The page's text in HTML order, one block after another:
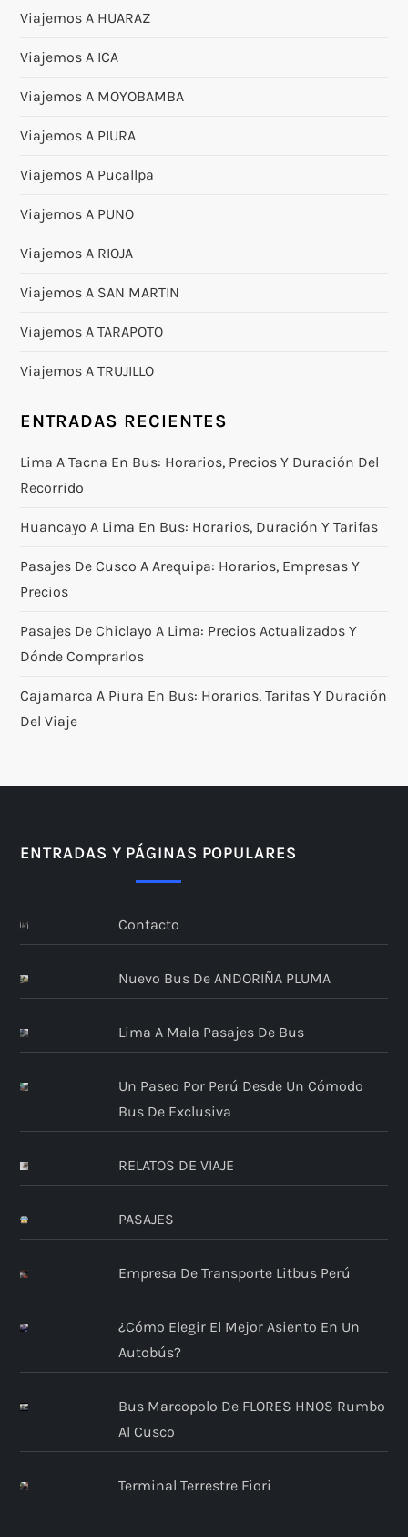
Viajemos A HUARAZ
Viajemos A ICA
Viajemos A MOYOBAMBA
Viajemos A PIURA
Viajemos A Pucallpa
Viajemos A PUNO
Viajemos A RIOJA
Viajemos A SAN MARTIN
Viajemos A TARAPOTO
Viajemos A TRUJILLO
ENTRADAS RECIENTES
Lima A Tacna En Bus: Horarios, Precios Y Duración Del
Recorrido
Huancayo A Lima En Bus: Horarios, Duración Y Tarifas
Pasajes De Cusco A Arequipa: Horarios, Empresas Y
Precios
Pasajes De Chiclayo A Lima: Precios Actualizados Y
Dónde Comprarlos
Cajamarca A Piura En Bus: Horarios, Tarifas Y Duración
Del Viaje
ENTRADAS Y PÁGINAS POPULARES
Contacto
Nuevo Bus De ANDORIÑA PLUMA
Lima A Mala Pasajes De Bus
Un Paseo Por Perú Desde Un Cómodo
Bus De Exclusiva
RELATOS DE VIAJE
PASAJES
Empresa De Transporte Litbus Perú
¿Cómo Elegir El Mejor Asiento En Un
Autobús?
Bus Marcopolo De FLORES HNOS Rumbo
Al Cusco
Terminal Terrestre Fiori